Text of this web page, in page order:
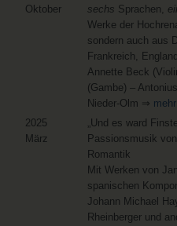
Oktober
sechs Sprachen,
Werke der
sondern auch aus
Frankreich,
Annette Beck
(Gambe) –
Nieder-Olm ⇒
2025
März
„Und es ward
Passionsmusik
Romantik
Mit Werken von
spanischen
Johann Michael
Rheinberger und